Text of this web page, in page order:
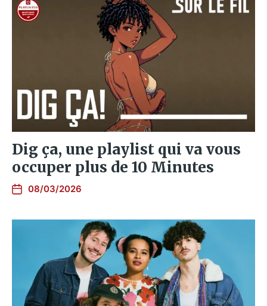
Dig ça, une playlist qui va vous
occuper plus de 10 Minutes
08/03/2026